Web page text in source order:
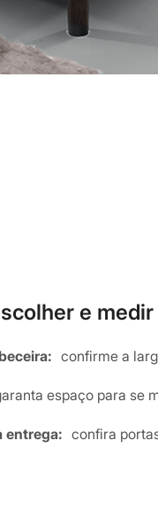
e
confirme a
espaço para se
entrega: confira